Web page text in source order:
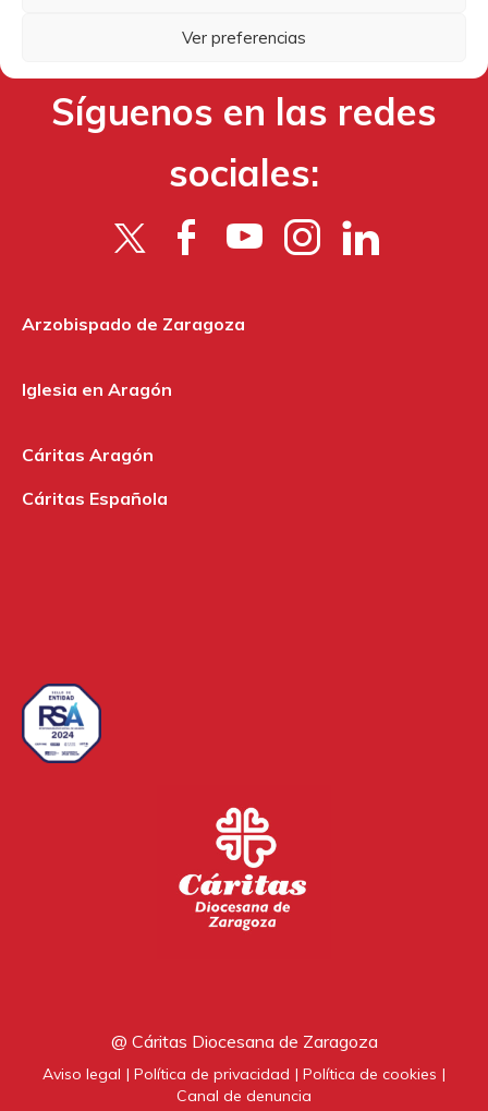
Ver preferencias
Síguenos en las redes
sociales:
Arzobispado de Zaragoza
Iglesia en Aragón
Cáritas Aragón
Cáritas Española
@ Cáritas Diocesana de Zaragoza
Aviso legal Política de privacidad
Política de cookies
Canal de denuncia